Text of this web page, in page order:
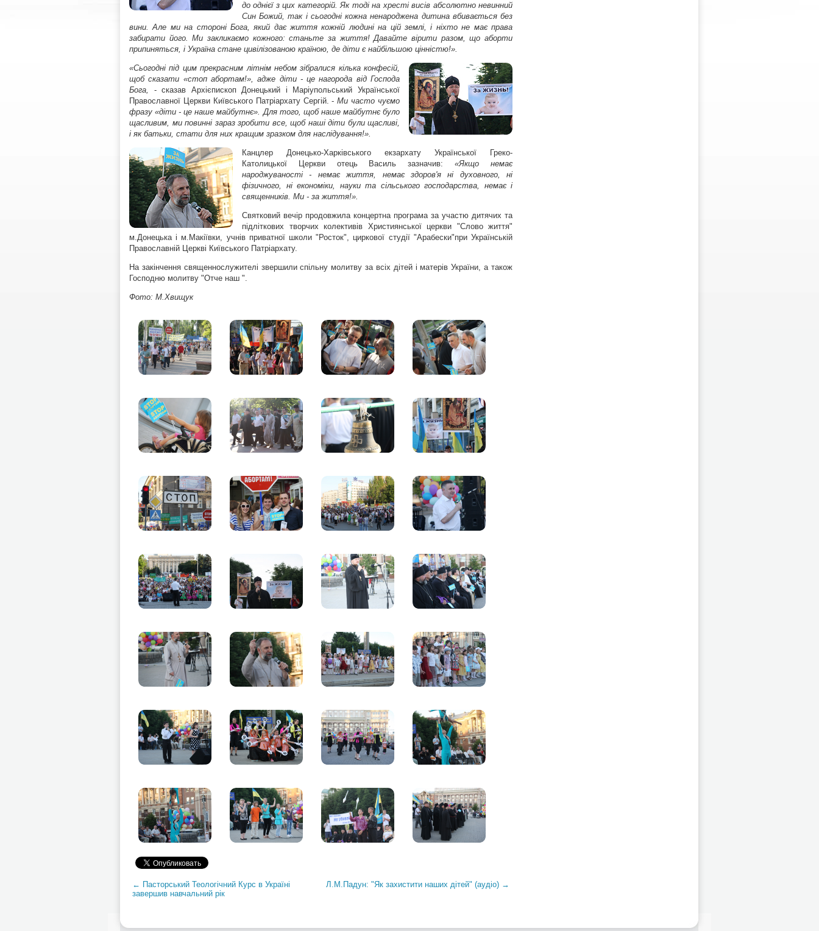
до однієї з цих категорій. Як тоді на хресті висів абсолютно невинний
Син Божий, так і сьогодні кожна ненароджена дитина вбивається без
вини. Але ми на стороні Бога, який дає життя кожній людині на цій землі, і ніхто не має права
забирати його. Ми закликаємо кожного: станьте за життя! Давайте вірити разом, що аборти
припиняться, і Україна стане цивілізованою країною, де діти є найбільшою цінністю!».
«Сьогодні під цим прекрасним літнім небом зібралися кілька конфесій,
щоб сказати «стоп абортам!», адже діти - це нагорода від Господа
Бога,
- сказав Архієпископ Донецький і Маріупольський Української
Православної Церкви Київського Патріархату Сергій. -Ми часто чуємо
фразу «діти - це наше майбутнє». Для того, щоб наше майбутнє було
щасливим, ми повинні зараз зробити все, щоб наші діти були щасливі,
і як батьки, стати для них кращим зразком для наслідування!».
Канцлер Донецько-Харківського екзархату Української Греко-
Католицької Церкви отець Василь зазначив:«Якщо немає
народжуваності - немає життя, немає здоров'я ні духовного, ні
фізичного, ні економіки, науки та сільського господарства, немає і
священників. Ми - за життя!».
Святковий вечір продовжила концертна програма за участю дитячих та
підліткових творчих колективів Християнської церкви "Слово життя"
м.Донецька і м.Макіївки, учнів приватної школи "Росток", циркової студії "Арабески"при Українській
Православній Церкві Київського Патріархату.
На закінчення священнослужителі звершили спільну молитву за всіх дітей і матерів України, а також
Господню молитву "Отче наш ".
Фото: М.Хвищук
← Пасторський Теологічний Курс в Україні
завершив навчальний рік
Л.М.Падун: "Як захистити наших дітей" (аудіо) →